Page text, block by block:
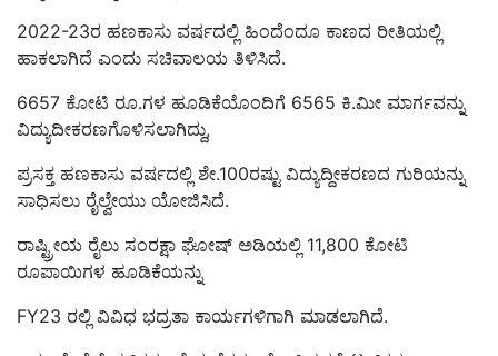
2022-23ರ ಹಣಕಾಸು ವರ್ಷದಲ್ಲಿ ಹಿಂದೆಂದೂ ಕಾಣದ ರೀತಿಯಲ್ಲಿ
ಹಾಕಲಾಗಿದೆ ಎಂದು ಸಚಿವಾಲಯ ತಿಳಿಸಿದೆ.
6657 ಕೋಟಿ ರೂ.ಗಳ ಹೂಡಿಕೆಯೊಂದಿಗೆ 6565 ಕಿ.ಮೀ ಮಾರ್ಗವನ್ನು
ವಿದ್ಯುದೀಕರಣಗೊಳಿಸಲಾಗಿದ್ದು,
ಪ್ರಸಕ್ತ ಹಣಕಾಸು ವರ್ಷದಲ್ಲಿ ಶೇ.100ರಷ್ಟು ವಿದ್ಯುದ್ದೀಕರಣದ ಗುರಿಯನ್ನು
ಸಾಧಿಸಲು ರೈಲ್ವೇಯು ಯೋಜಿಸಿದೆ.
ರಾಷ್ಟ್ರೀಯ ರೈಲು ಸಂರಕ್ಷಾ ಘೋಷ್ ಅಡಿಯಲ್ಲಿ 11,800 ಕೋಟಿ
ರೂಪಾಯಿಗಳ ಹೂಡಿಕೆಯನ್ನು
FY23 ರಲ್ಲಿ ವಿವಿಧ ಭದ್ರತಾ ಕಾರ್ಯಗಳಿಗಾಗಿ ಮಾಡಲಾಗಿದೆ.